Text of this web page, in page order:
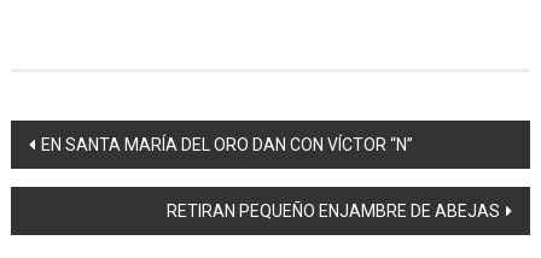
Navegación
de
entradas
EN SANTA MARÍA DEL ORO DAN CON VÍCTOR “N”
RETIRAN PEQUEÑO ENJAMBRE DE ABEJAS